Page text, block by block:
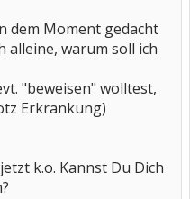
dem Moment gedacht
alleine, warum soll ich
"beweisen" wolltest,
Erkrankung)
k.o. Kannst Du Dich